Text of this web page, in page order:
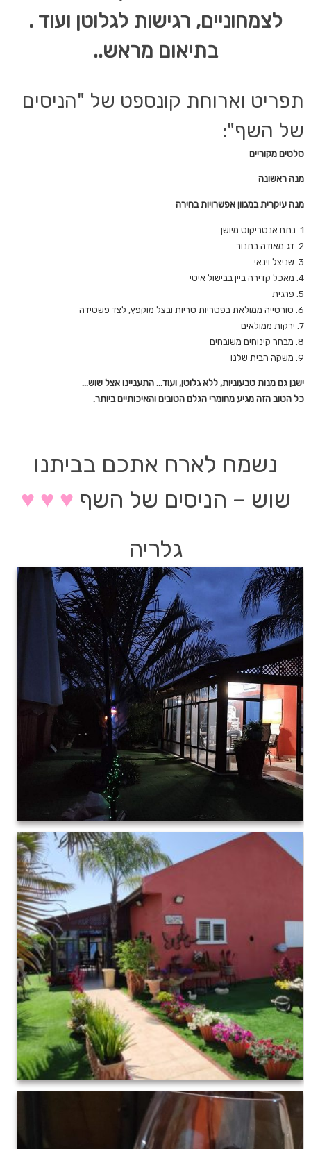
לצמחוניים, רגישות לגלוטן ועוד .
בתיאום מראש..
תפריט וארוחת קונספט של "הניסים
של השף":
סלטים מקוריים
מנה ראשונה
מנה עיקרית במגוון אפשרויות בחירה
1. נתח אנטריקוט מיושן
2. דג מאודה בתנור
3. שניצל וינאי
4. מאכל קדירה ביין בבישול איטי
5. פרגית
6. טורטייה ממולאת בפטריות טריות ובצל מוקפץ, לצד פשטידה
7. ירקות ממולאים
8. מבחר קינוחים משובחים
9. משקה הבית שלנו
ישנן גם מנות טבעוניות, ללא גלוטן, ועוד… התעניינו אצל שוש…
כל הטוב הזה מגיע מחומרי הגלם הטובים והאיכותיים ביותר.
נשמח לארח אתכם בביתנו
שוש – הניסים של השף ♥
♥
♥
גלריה